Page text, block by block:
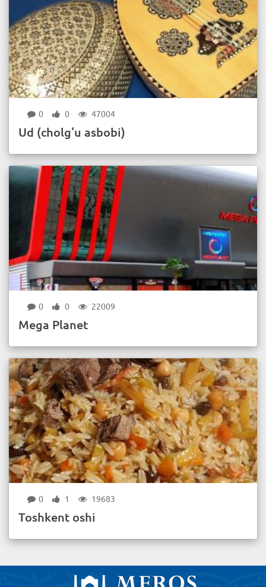
0 0 47004
Ud (cholg‘u asbobi)
0 0 22009
Mega Planet
0 1 19683
Toshkent oshi